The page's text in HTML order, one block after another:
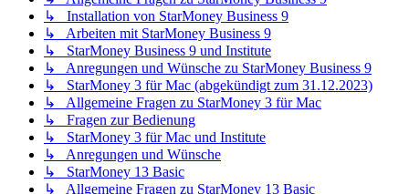
↳ Installation von StarMoney Business 9
↳ Arbeiten mit StarMoney Business 9
↳ StarMoney Business 9 und Institute
↳ Anregungen und Wünsche zu StarMoney Business 9
↳ StarMoney 3 für Mac (abgekündigt zum 31.12.2023)
↳ Allgemeine Fragen zu StarMoney 3 für Mac
↳ Fragen zur Bedienung
↳ StarMoney 3 für Mac und Institute
↳ Anregungen und Wünsche
↳ StarMoney 13 Basic
↳ Allgemeine Fragen zu StarMoney 13 Basic